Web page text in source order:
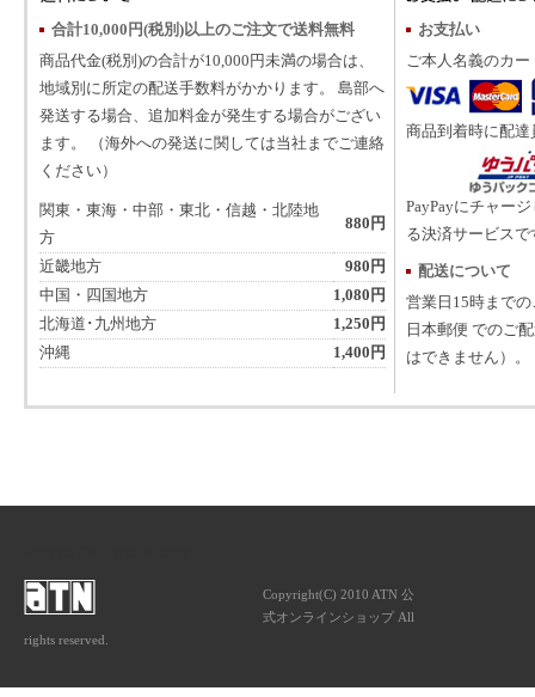
合計10,000円(税別)以上のご注文で送料無料
商品代金(税別)の合計が10,000円未満の場合は、
地域別に所定の配送手数料がかかります。 島部へ
発送する場合、追加料金が発生する場合がござい
ます。 （海外への発送に関しては当社までご連絡
ください）
関東・東海・中部・東北・信越・北陸地
方
880円
近畿地方
980円
中国・四国地方
1,080円
北海道･九州地方
1,250円
沖縄
1,400円
お支払い
ご本人名義のカ
商品到着時に配
PayPayにチャー
る決済サービスで
配送について
営業日15時まで
日本郵便 でのご
はできません）。
Copyright(C) 2010 ATN 公
式オンラインショップ All
rights reserved.